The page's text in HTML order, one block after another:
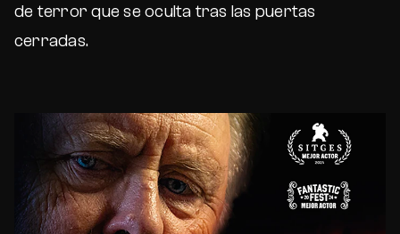
de terror que se oculta tras las puertas
cerradas.